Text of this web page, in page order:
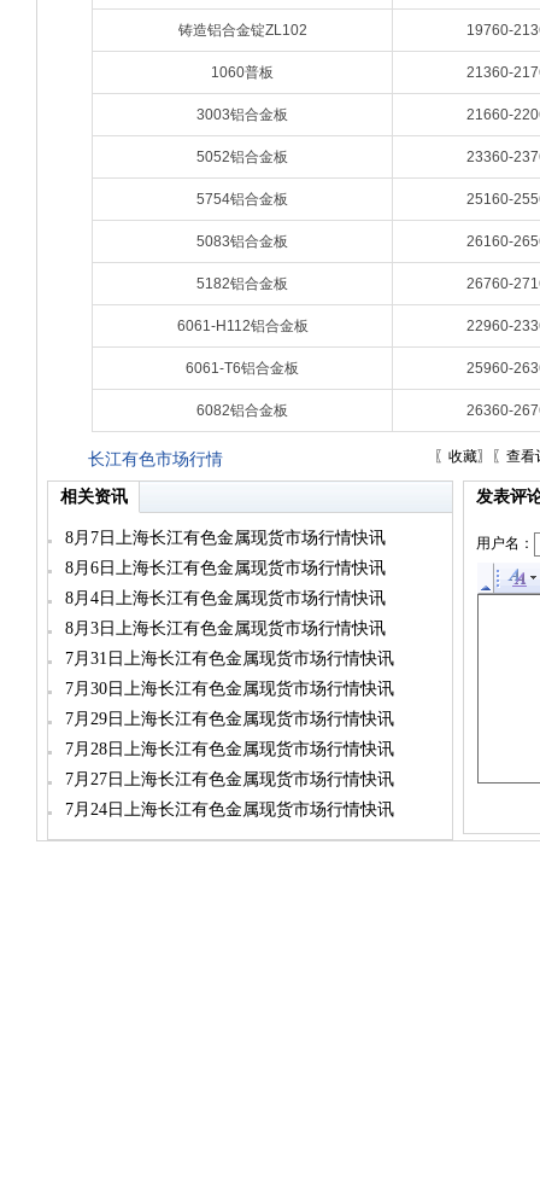
铸造铝合金锭ZL102 19760-
1060普板 21360-
3003铝合金板 21660-
5052铝合金板 23360-
5754铝合金板 25160-
5083铝合金板 26160-
5182铝合金板 26760-
6061-H112铝合金板 22960-
6061-T6铝合金板 25960-
6082铝合金板 26360-
长江有色市场行情 〖 收藏〗〖 查看
相关资讯
8月7日上海长江有色金属现货市场行情快讯
8月6日上海长江有色金属现货市场行情快讯
8月4日上海长江有色金属现货市场行情快讯
8月3日上海长江有色金属现货市场行情快讯
7月31日上海长江有色金属现货市场行情快讯
7月30日上海长江有色金属现货市场行情快讯
7月29日上海长江有色金属现货市场行情快讯
7月28日上海长江有色金属现货市场行情快讯
7月27日上海长江有色金属现货市场行情快讯
7月24日上海长江有色金属现货市场行情快讯
发表评
用户名：